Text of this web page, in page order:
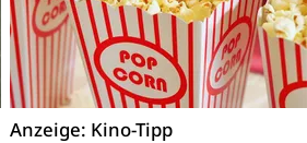
Anzeige: Kino-Tipp